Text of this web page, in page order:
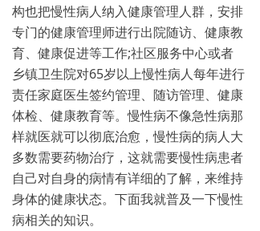
构也把慢性病人纳入健康管理人群，安排
专门的健康管理师进行出院随访、健康教
育、健康促进等工作;社区服务中心或者
乡镇卫生院对65岁以上慢性病人每年进行
责任家庭医生签约管理、随访管理、健康
体检、健康教育等。慢性病不像急性病那
样就医就可以彻底治愈，慢性病的病人大
多数需要药物治疗，这就需要慢性病患者
自己对自身的病情有详细的了解，来维持
身体的健康状态。下面我就普及一下慢性
病相关的知识。